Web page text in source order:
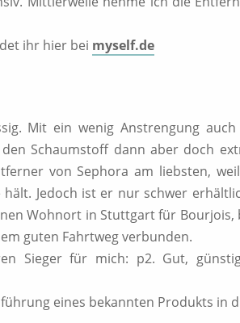
ihr hier bei myself.de
Mit ein wenig Anstrengung auch
Schaumstoff dann aber doch
von Sephora am liebsten,
Jedoch ist er nur schwer
Wohnort in Stuttgart für Bourjois,
guten Fahrtweg verbunden.
Sieger für mich: p2. Gut,
eines bekannten Produkts in